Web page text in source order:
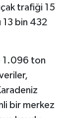
trafiği 15
13 bin 432
1.096 ton
bir merkez